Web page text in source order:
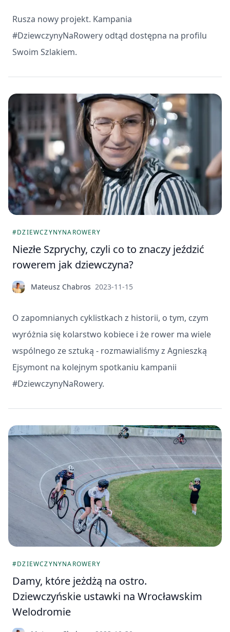
Rusza nowy projekt. Kampania
#DziewczynyNaRowery odtąd dostępna na profilu
Swoim Szlakiem.
#DZIEWCZYNYNAROWERY
Niezłe Szprychy, czyli co to znaczy jeździć
rowerem jak dziewczyna?
Mateusz Chabros 2023-11-15
O zapomnianych cyklistkach z historii, o tym, czym
wyróżnia się kolarstwo kobiece i że rower ma wiele
wspólnego ze sztuką - rozmawialiśmy z Agnieszką
Ejsymont na kolejnym spotkaniu kampanii
#DziewczynyNaRowery.
#DZIEWCZYNYNAROWERY
Damy, które jeżdżą na ostro.
Dziewczyńskie ustawki na Wrocławskim
Welodromie